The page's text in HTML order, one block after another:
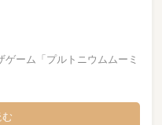
ーム「プルトニウムムーミ